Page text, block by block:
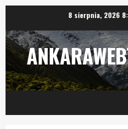
content
8 sierpnia, 2026